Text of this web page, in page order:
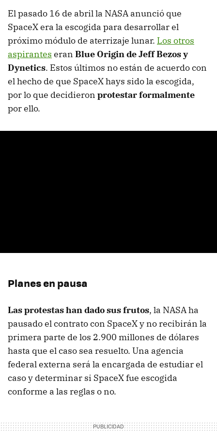
El pasado 16 de abril la NASA anunció que
SpaceX era la escogida para desarrollar el
próximo módulo de aterrizaje lunar. Los otros
aspirantes eran Blue Origin de Jeff Bezos y
Dynetics. Estos últimos no están de acuerdo con
el hecho de que SpaceX hays sido la escogida,
por lo que decidieron protestar formalmente
por ello.
Planes en pausa
Las protestas han dado sus frutos, la NASA ha
pausado el contrato con SpaceX y no recibirán la
primera parte de los 2.900 millones de dólares
hasta que el caso sea resuelto. Una agencia
federal externa será la encargada de estudiar el
caso y determinar si SpaceX fue escogida
conforme a las reglas o no.